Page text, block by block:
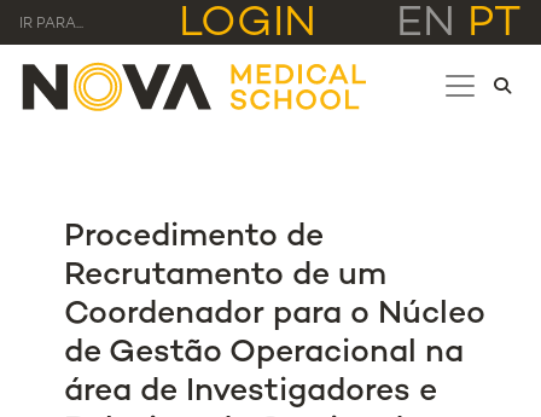
IR PARA... LOGIN EN PT
Procedimento de
Recrutamento de um
Coordenador para o Núcleo
de Gestão Operacional na
área de Investigadores e